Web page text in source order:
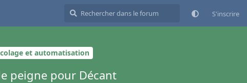
S'inscrire
et automatisation
peigne pour Décant